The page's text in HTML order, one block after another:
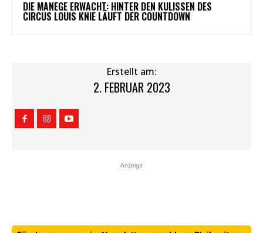
DIE MANEGE ERWACHT: HINTER DEN KULISSEN DES
CIRCUS LOUIS KNIE LÄUFT DER COUNTDOWN
Erstellt am:
2. FEBRUAR 2023
Anzeige